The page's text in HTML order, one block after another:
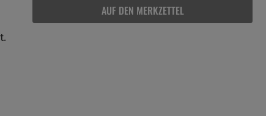
AUF DEN MERKZETTEL